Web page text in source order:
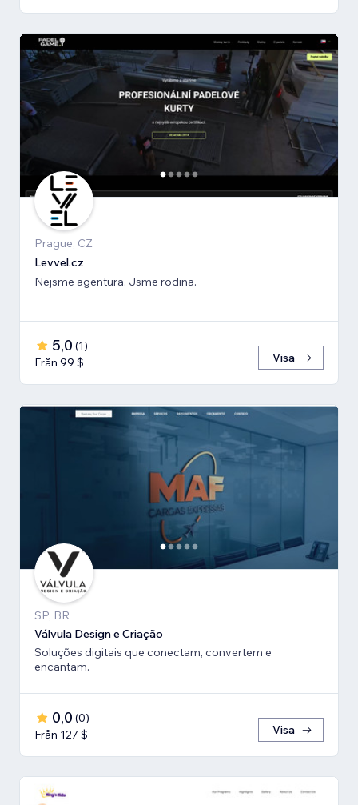
Prague, CZ
Levvel.cz
Nejsme agentura. Jsme rodina.
5,0 (1)
Från 99 $
Visa
SP, BR
Válvula Design e Criação
Soluções digitais que conectam, convertem e
encantam.
0,0 (0)
Från 127 $
Visa